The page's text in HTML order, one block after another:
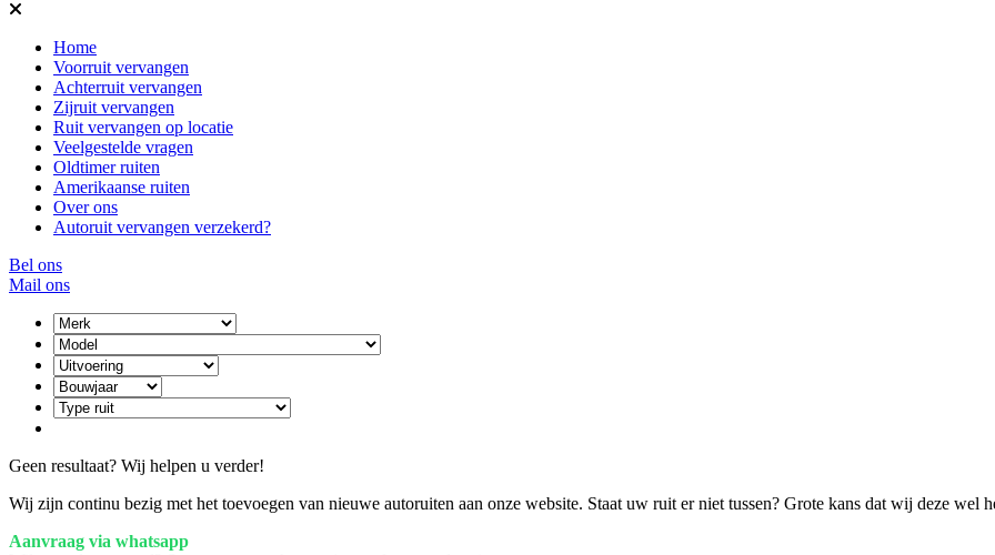
Home
Voorruit vervangen
Achterruit vervangen
Zijruit vervangen
Ruit vervangen op locatie
Veelgestelde vragen
Oldtimer ruiten
Amerikaanse ruiten
Over ons
Autoruit vervangen verzekerd?
Bel ons
Mail ons
Geen resultaat? Wij helpen u verder!
Wij zijn continu bezig met het toevoegen van nieuwe autoruiten aan onze website. Staat uw ruit er niet tussen? Grote kans dat wij deze
Aanvraag via whatsapp